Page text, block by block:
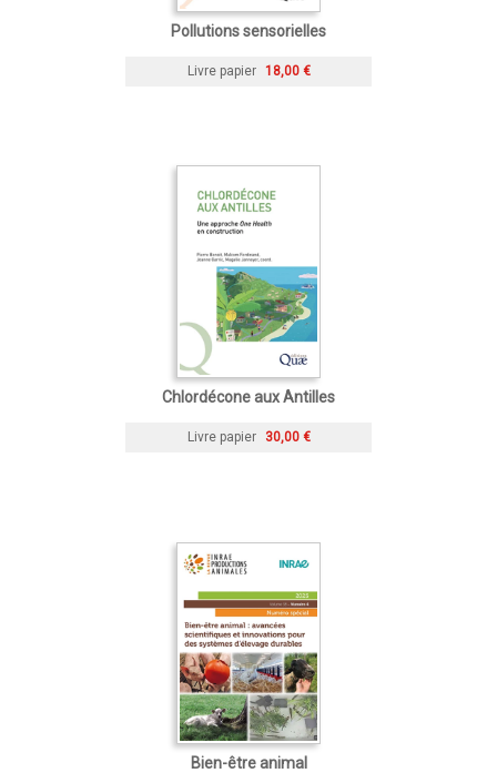
Pollutions sensorielles
Livre papier 18,00 €
Chlordécone aux Antilles
Livre papier 30,00 €
Bien-être animal